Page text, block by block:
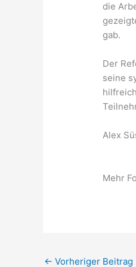
die
gab.
Der
seine
Alex
Mehr
← Vorheriger Beitrag